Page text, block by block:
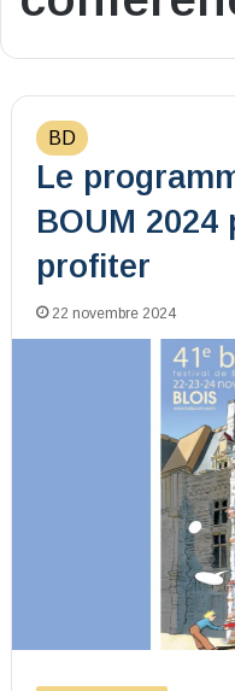
BD
Le
BOUM 2024
profiter
22 novembre 2024